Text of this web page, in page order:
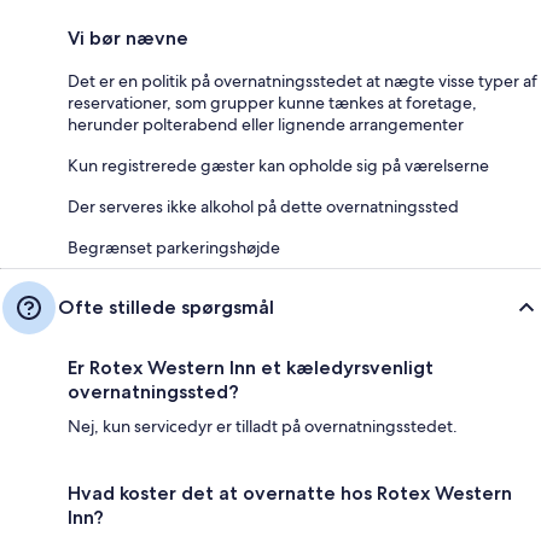
Vi bør nævne
Det er en politik på overnatningsstedet at nægte visse typer af
reservationer, som grupper kunne tænkes at foretage,
herunder polterabend eller lignende arrangementer
Kun registrerede gæster kan opholde sig på værelserne
Der serveres ikke alkohol på dette overnatningssted
Begrænset parkeringshøjde
Ofte stillede spørgsmål
Er Rotex Western Inn et kæledyrsvenligt
overnatningssted?
Nej, kun servicedyr er tilladt på overnatningsstedet.
Hvad koster det at overnatte hos Rotex Western
Inn?